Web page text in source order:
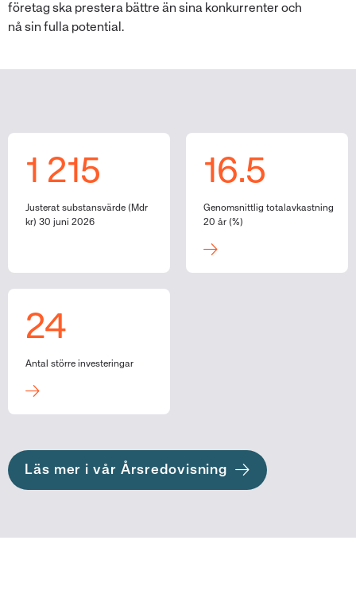
företag ska prestera bättre än sina konkurrenter och
nå sin fulla potential.
1 215
Justerat substansvärde (Mdr
kr) 30 juni 2026
16.5
Genomsnittlig totalavkastning
20 år (%)
24
Antal större investeringar
Läs mer i vår Årsredovisning